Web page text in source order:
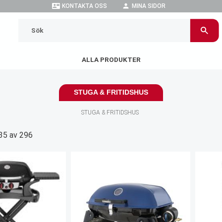
contact_mail KONTAKTA OSS person MINA SIDOR
ALLA PRODUKTER
STUGA & FRITIDSHUS
STUGA & FRITIDSHUS
av 296